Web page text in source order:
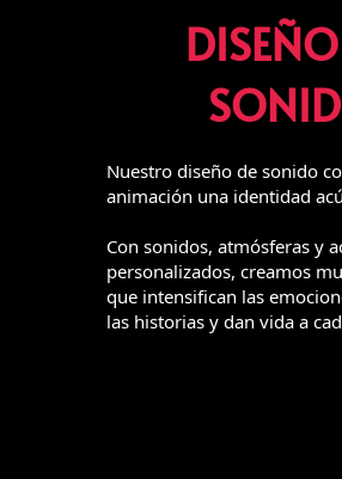
Nuestro diseño de sonido
animación una identidad
Con sonidos, atmósferas y
personalizados, creamos
que intensifican las
las historias y dan vida a